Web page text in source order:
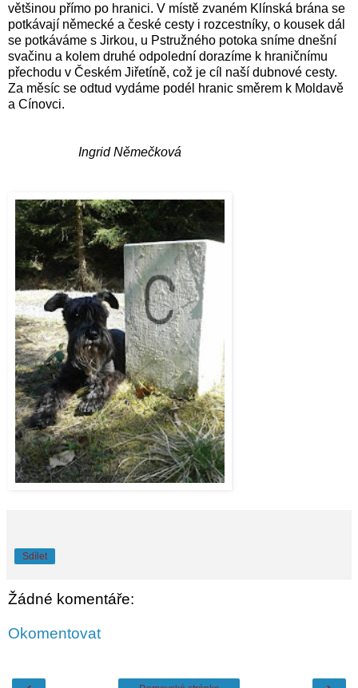
většinou přímo po hranici. V místě zvaném Klínská brána se
potkávají německé a české cesty i rozcestníky, o kousek dál
se potkáváme s Jirkou, u Pstružného potoka sníme dnešní
svačinu a kolem druhé odpolední dorazíme k hraničnímu
přechodu v Českém Jiřetíně, což je cíl naší dubnové cesty.
Za měsíc se odtud vydáme podél hranic směrem k Moldavě
a Cínovci.
Ingrid Němečková
Sdílet
Žádné komentáře:
Okomentovat